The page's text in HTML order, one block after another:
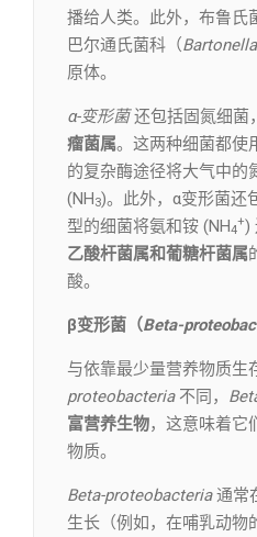
播给人类。此外，布鲁氏
巴尔通氏菌科（
原体。
α-变形菌还包括固氮细菌
瘤菌属。这两种细菌都使
的复杂酶途径将大气中的
(NH3)。此外，α变形菌还
型的细菌将氨和铵 (NH4
+)
乙酸杆菌属和葡糖杆菌属
酸。
β变形菌（Beta-
与依靠最少量营养物质生
proteobacteria不同，
富营养生物，这意味着它
物质。
Beta-proteobacteria通常
生长（例如，在哺乳动物